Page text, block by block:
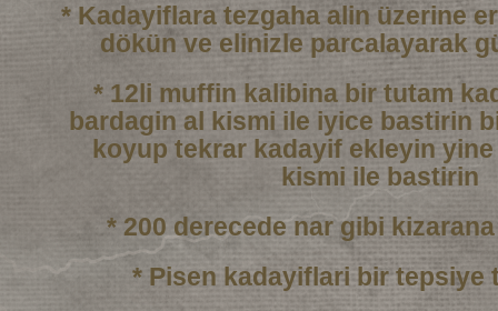
* Kadayiflara tezgaha alin üzerine
dökün ve elinizle parcalayarak
* 12li muffin kalibina bir tutam
bardagin al kismi ile iyice bastirin
koyup tekrar kadayif ekleyin
kismi ile bastirin
* 200 derecede nar gibi
* Pisen kadayiflari bir tepsiye